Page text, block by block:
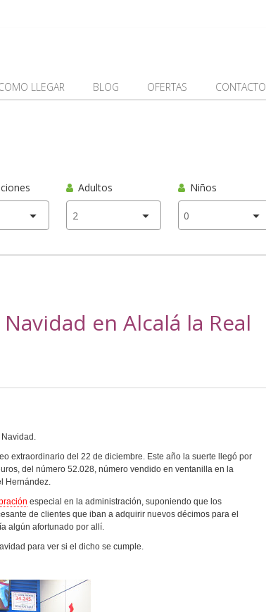
LLEGAR BLOG OFERTAS CONTACTO
Adultos Niños
en Alcalá la Real
extraordinario del 22 de diciembre. Este año la suerte llegó por
del número 52.028, número vendido en ventanilla en la
Hernández.
especial en la administración, suponiendo que los
de clientes que iban a adquirir nuevos décimos para el
algún afortunado por allí.
para ver si el dicho se cumple.